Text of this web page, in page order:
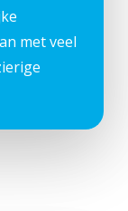
met veel